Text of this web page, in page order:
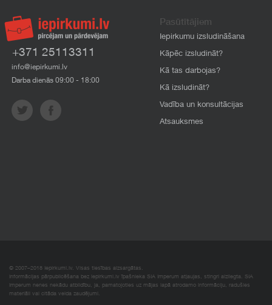
+371 25113311
info@iepirkumi.lv
Darba dienās 09:00 - 18:00
Pasūtītājiem
Iepirkumu izsludināšana
Kāpēc izsludināt?
Kā tas darbojas?
Kā izsludināt?
Vadība un konsultācijas
Atsauksmes
© 2007–2018 Iepirkumi.lv. Visas tiesības aizsargātas.
Informācijas pārpublicēšana bez iepirkumi.lv īpašnieka SIA Imperum atļaujas, stingri aizliegta. SIA
Imperum nenes nekādu atbildību, ja, pamatojoties uz mājas lapā atrodamo informāciju, radušies
materiāli vai citāda veida zaudējumi.